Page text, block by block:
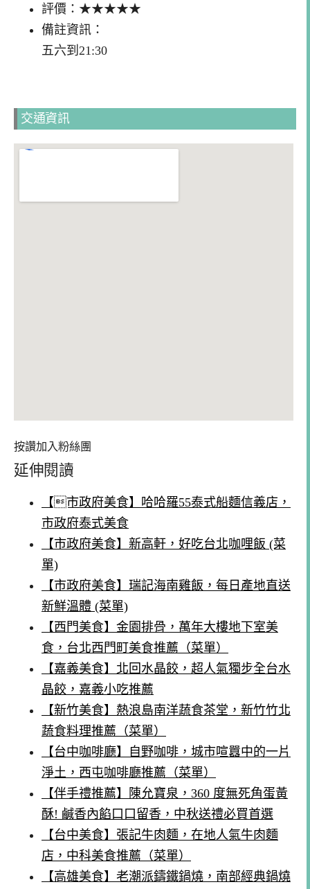
評價：★★★★★
備註資訊：
五六到21:30
交通資訊
按讚加入粉絲團
延伸閱讀
【市政府美食】哈哈羅55泰式船麵信義店，
市政府泰式美食
【市政府美食】新高軒，好吃台北咖哩飯 (菜
單)
【市政府美食】瑞記海南雞飯，每日產地直送
新鮮溫體 (菜單)
【西門美食】金園排骨，萬年大樓地下室美
食，台北西門町美食推薦（菜單）
【嘉義美食】北回水晶餃，超人氣獨步全台水
晶餃，嘉義小吃推薦
【新竹美食】熱浪島南洋蔬食茶堂，新竹竹北
蔬食料理推薦（菜單）
【台中咖啡廳】自野咖啡，城市喧囂中的一片
淨土，西屯咖啡廳推薦（菜單）
【伴手禮推薦】陳允寶泉，360 度無死角蛋黃
酥! 鹹香內餡口口留香，中秋送禮必買首選
【台中美食】張記牛肉麵，在地人氣牛肉麵
店，中科美食推薦（菜單）
【高雄美食】老潮派鑄鐵鍋燒，南部經典鍋燒